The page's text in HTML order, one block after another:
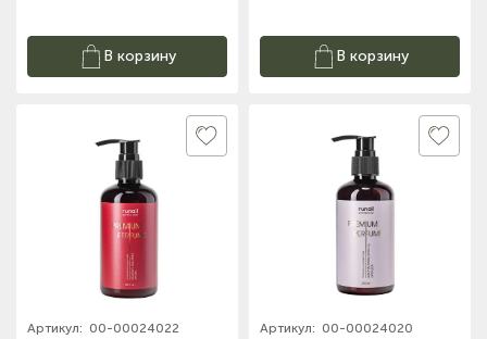
В корзину В корзину
Артикул: 00-00024022 Артикул: 00-00024020